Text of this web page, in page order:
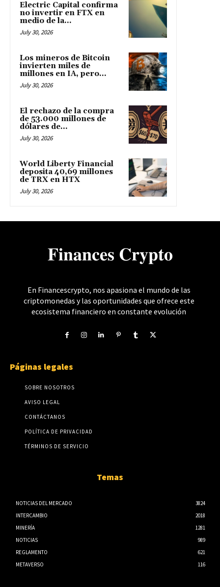
Electric Capital confirma
no invertir en FTX en
medio de la...
July 30, 2026
Los mineros de Bitcoin
invierten miles de
millones en IA, pero...
July 30, 2026
El rechazo de la compra
de 53.000 millones de
dólares de...
July 30, 2026
World Liberty Financial
deposita 40,69 millones
de TRX en HTX
July 30, 2026
𝐅𝐢𝐧𝐚𝐧𝐜𝐞𝐬 𝐂𝐫𝐲𝐩𝐭𝐨
En Financescrypto, nos apasiona el mundo de las
criptomonedas y las oportunidades que ofrece este
ecosistema financiero en constante evolución
Páginas legales
SOBRE NOSOTROS
AVISO LEGAL
CONTÁCTANOS
POLÍTICA DE PRIVACIDAD
TÉRMINOS DE SERVICIO
Temas
NOTICIAS DEL MERCADO
3824
INTERCAMBIO
2018
MINERÍA
1281
NOTICIAS
989
REGLAMENTO
621
METAVERSO
116